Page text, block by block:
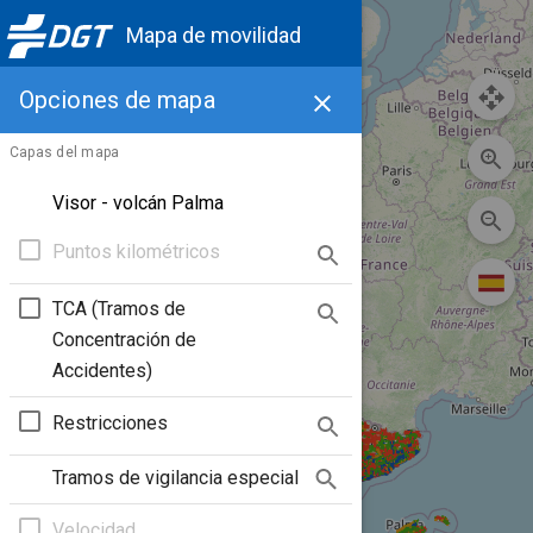
Mapa de movilidad
Opciones de mapa
Capas del mapa
Visor - volcán Palma
Puntos kilométricos
TCA (Tramos de
Concentración de
Accidentes)
Restricciones
Tramos de vigilancia especial